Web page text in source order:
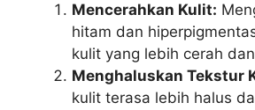
Mencerahkan Kulit:
hitam dan
kulit yang lebih cerah
Menghaluskan Tekstur
kulit terasa lebih halus